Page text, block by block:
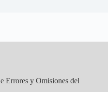
Errores y Omisiones del